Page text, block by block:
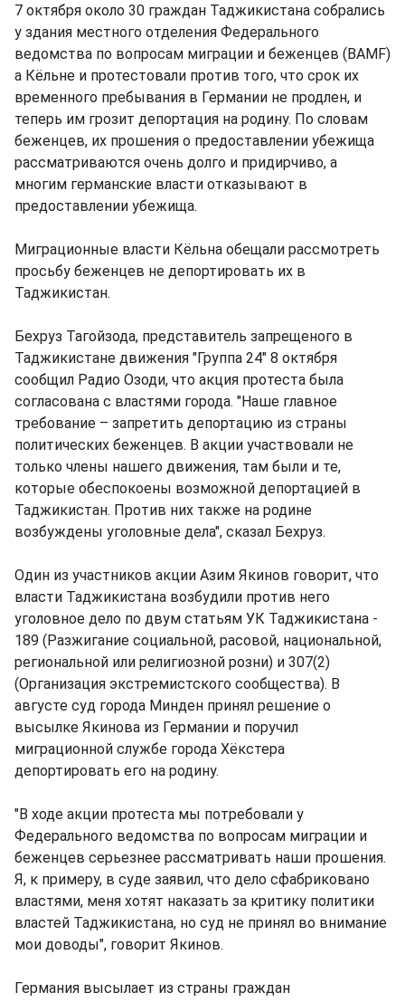
7 октября около 30 граждан Таджикистана собрались
у здания местного отделения Федерального
ведомства по вопросам миграции и беженцев (BAMF)
а Кёльне и протестовали против того, что срок их
временного пребывания в Германии не продлен, и
теперь им грозит депортация на родину. По словам
беженцев, их прошения о предоставлении убежища
рассматриваются очень долго и придирчиво, а
многим германские власти отказывают в
предоставлении убежища.
Миграционные власти Кёльна обещали рассмотреть
просьбу беженцев не депортировать их в
Таджикистан.
Бехруз Тагойзода, представитель запрещеного в
Таджикистане движения "Группа 24" 8 октября
сообщил Радио Озоди, что акция протеста была
согласована с властями города. "Наше главное
требование – запретить депортацию из страны
политических беженцев. В акции участвовали не
только члены нашего движения, там были и те,
которые обеспокоены возможной депортацией в
Таджикистан. Против них также на родине
возбуждены уголовные дела", сказал Бехруз.
Один из участников акции Азим Якинов говорит, что
власти Таджикистана возбудили против него
уголовное дело по двум статьям УК Таджикистана -
189 (Разжигание социальной, расовой, национальной,
региональной или религиозной розни) и 307(2)
(Организация экстремистского сообщества). В
августе суд города Минден принял решение о
высылке Якинова из Германии и поручил
миграционной службе города Хёкстера
депортировать его на родину.
"В ходе акции протеста мы потребовали у
Федерального ведомства по вопросам миграции и
беженцев серьезнее рассматривать наши прошения.
Я, к примеру, в суде заявил, что дело сфабриковано
властями, меня хотят наказать за критику политики
властей Таджикистана, но суд не принял во внимание
мои доводы", говорит Якинов.
Германия высылает из страны граждан